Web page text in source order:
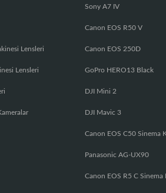
Lensleri
Lensleri
Sony A7 IV
Canon EOS R50 V
Canon EOS 250D
GoPro HERO13 Black
DJI Mini 2
DJI Mavic 3
Canon EOS C50 Sinema
Panasonic AG-UX90
Canon EOS R5 C Sinema